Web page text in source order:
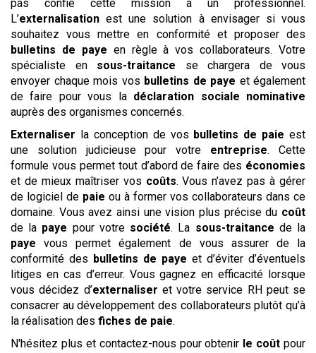
pas confié cette mission à un professionnel.
L’externalisation est une solution à envisager si vous
souhaitez vous mettre en conformité et proposer des
bulletins de paye en règle à vos collaborateurs. Votre
spécialiste en sous-traitance se chargera de vous
envoyer chaque mois vos bulletins de paye et également
de faire pour vous la déclaration sociale nominative
auprès des organismes concernés.
Externaliser la conception de vos bulletins de paie est
une solution judicieuse pour votre entreprise. Cette
formule vous permet tout d’abord de faire des économies
et de mieux maîtriser vos coûts. Vous n’avez pas à gérer
de logiciel de paie ou à former vos collaborateurs dans ce
domaine. Vous avez ainsi une vision plus précise du coût
de la paye pour votre société. La sous-traitance de la
paye vous permet également de vous assurer de la
conformité des bulletins de paye et d’éviter d’éventuels
litiges en cas d’erreur. Vous gagnez en efficacité lorsque
vous décidez d’externaliser et votre service RH peut se
consacrer au développement des collaborateurs plutôt qu’à
la réalisation des fiches de paie.
N'hésitez plus et contactez-nous pour obtenir le coût pour